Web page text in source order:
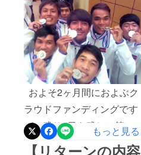
およそ2ヶ月間におよぶク
ラウドファンディングです
が、残り3日を残して第2目
標達成まで約70%のところ
もっと見る
【リターンの内容